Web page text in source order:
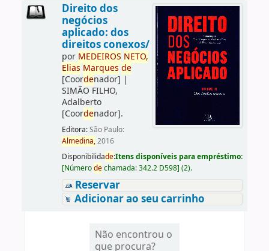
Direito dos
negócios
aplicado: dos
direitos conexos/
por MEDEIROS NETO,
Elias Marques de
[Coordenador] |
SIMÃO FILHO,
Adalberto
[Coordenador].
Editora:São Paulo:
Almedina,2016
Disponibilidade:Itens disponíveis para empréstimo:
[Númerodechamada:342.2 D598] (2).
Reservar
Adicionar ao seu carrinho
Não encontrou o
que procura?